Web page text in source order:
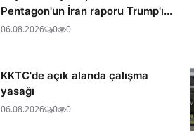
Pentagon'un İran raporu Trump'ı...
06.08.2026 0 0
KKTC'de açık alanda çalışma
yasağı
06.08.2026 0 0